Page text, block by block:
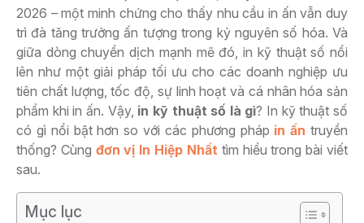
2026 – một minh chứng cho thấy nhu cầu in ấn vẫn duy
trì đà tăng trưởng ấn tượng trong kỷ nguyên số hóa. Và
giữa dòng chuyển dịch mạnh mẽ đó, in kỹ thuật số nổi
lên như một giải pháp tối ưu cho các doanh nghiệp ưu
tiên chất lượng, tốc độ, sự linh hoạt và cá nhân hóa sản
phẩm khi in ấn. Vậy, in kỹ thuật số là gì? In kỹ thuật số
có gì nổi bật hơn so với các phương pháp in ấn truyền
thống? Cùng đơn vị In Hiệp Nhất tìm hiểu trong bài viết
sau.
Mục lục